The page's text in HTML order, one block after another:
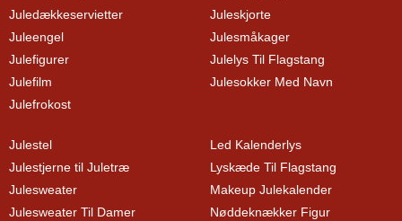
Juledækkeservietter
Juleengel
Julefigurer
Julefilm
Julefrokost
Juleskjorte
Julesmåkager
Julelys Til Flagstang
Julesokker Med Navn
Julestel
Julestjerne til Juletræ
Julesweater
Julesweater Til Damer
Led Kalenderlys
Lyskæde Til Flagstang
Makeup Julekalender
Nøddeknækker Figur